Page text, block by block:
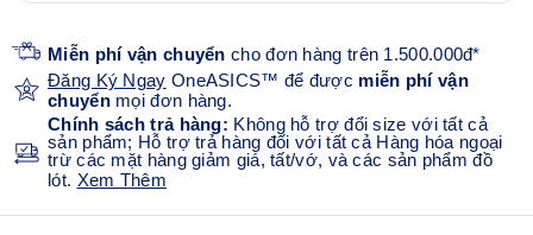
Miễn phí vận chuyển cho đơn hàng trên 1.500.000đ*
Đăng Ký Ngay OneASICS™ để được miễn phí vận
chuyểnmọi đơn hàng.
Chính sách trả hàng: Không hỗ trợ đổi size với tất cả
sản phẩm; Hỗ trợ trả hàng đối với tất cả Hàng hóa ngoại
trừ các mặt hàng giảm giá, tất/vớ, và các sản phẩm đồ
lót. Xem Thêm